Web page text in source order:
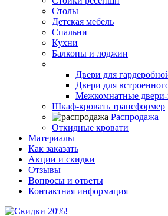
Столы
Детская мебель
Спальни
Кухни
Балконы и лоджии
Двери для
Двери для
Межкомнатные
Шкаф-кровать трансформер
Распродажа
Откидные кровати
Материалы
Как заказать
Акции и скидки
Отзывы
Вопросы и ответы
Контактная информация